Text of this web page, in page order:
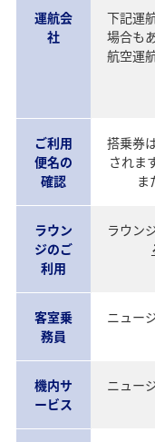
運航会
社
下記運
場合も
航空運
ご利用
便名の
確認
搭乗券
されま
ま
ラウン
ジのご
利用
ラウン
客室乗
務員
ニュー
機内サ
ービス
ニュー